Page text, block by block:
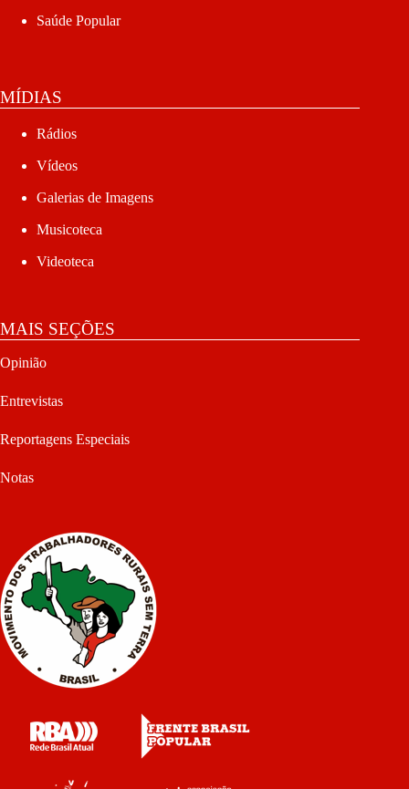
Saúde Popular
MÍDIAS
Rádios
Vídeos
Galerias de Imagens
Musicoteca
Videoteca
MAIS SEÇÕES
Opinião
Entrevistas
Reportagens Especiais
Notas